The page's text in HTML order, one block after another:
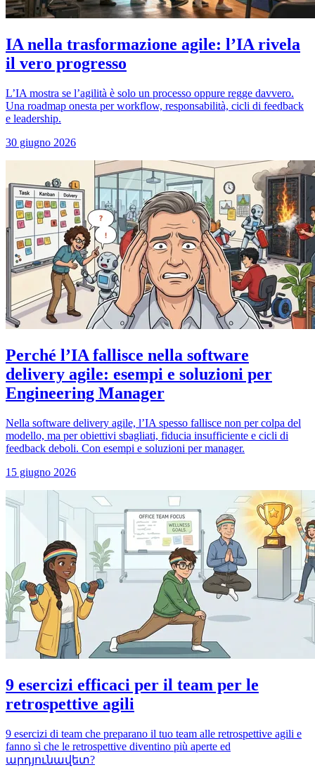
IA nella trasformazione agile: l’IA rivela
il vero progresso
L’IA mostra se l’agilità è solo un processo oppure regge davvero.
Una roadmap onesta per workflow, responsabilità, cicli di feedback
e leadership.
30 giugno 2026
Perché l’IA fallisce nella software
delivery agile: esempi e soluzioni per
Engineering Manager
Nella software delivery agile, l’IA spesso fallisce non per colpa del
modello, ma per obiettivi sbagliati, fiducia insufficiente e cicli di
feedback deboli. Con esempi e soluzioni per manager.
15 giugno 2026
9 esercizi efficaci per il team per le
retrospettive agili
9 esercizi di team che preparano il tuo team alle retrospettive agili e
fanno sì che le retrospettive diventino più aperte ed
արդյունավետ?